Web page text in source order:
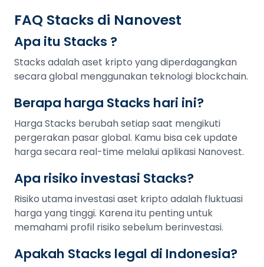
FAQ Stacks di Nanovest
Apa itu Stacks ?
Stacks adalah aset kripto yang diperdagangkan
secara global menggunakan teknologi blockchain.
Berapa harga Stacks hari ini?
Harga Stacks berubah setiap saat mengikuti
pergerakan pasar global. Kamu bisa cek update
harga secara real-time melalui aplikasi Nanovest.
Apa risiko investasi Stacks?
Risiko utama investasi aset kripto adalah fluktuasi
harga yang tinggi. Karena itu penting untuk
memahami profil risiko sebelum berinvestasi.
Apakah Stacks legal di Indonesia?